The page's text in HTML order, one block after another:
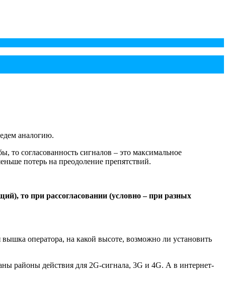
аналогию.
то согласованность сигналов – это максимальное
потерь на преодоление препятствий.
то при рассогласовании (условно – при разных
оператора, на какой высоте, возможно ли установить
районы действия для 2G-сигнала, 3G и 4G. А в интернет-